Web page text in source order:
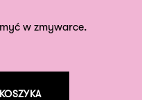
w zmywarce.